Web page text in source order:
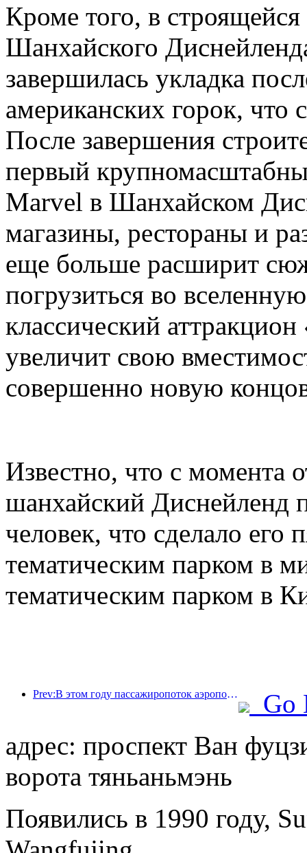
Кроме того, в строящейся
Шанхайского
завершилась укладка
американских горок, что
После завершения
первый
Marvel в Шанхайском
магазины, рестораны и
еще больше расширит
погрузиться во
классический
увеличит свою
совершенно новую
Известно, что с момента
шанхайский Диснейленд
человек, что сделало
тематическим парком в
тематическим парком в
Prev:В этом году пассажиропоток аэропорта Шэньчжэня превысил 3 миллиона человек, установив новый рекорд за аналогичный период.
Go
адрес: проспект Ван
ворота тяньаньмэнь
Появились в 1990 году,